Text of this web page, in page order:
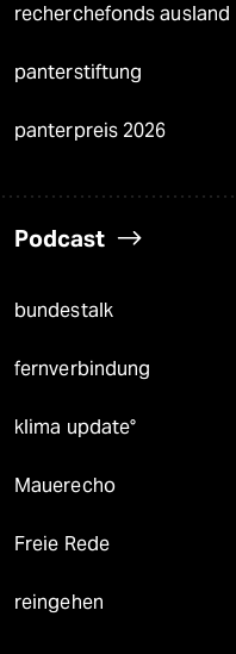
recherchefonds ausland
panterstiftung
panterpreis 2026
Podcast
bundestalk
fernverbindung
klima update°
Mauerecho
Freie Rede
reingehen